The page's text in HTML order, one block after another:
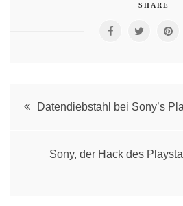
SHARE
PostDatendiebstahl bei Sony’s
Sony, der Hack des